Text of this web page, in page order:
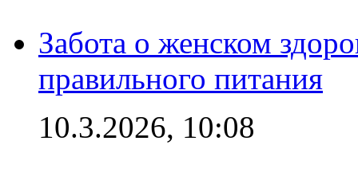
Забота о женском
правильного питания
10.3.2026, 10:08